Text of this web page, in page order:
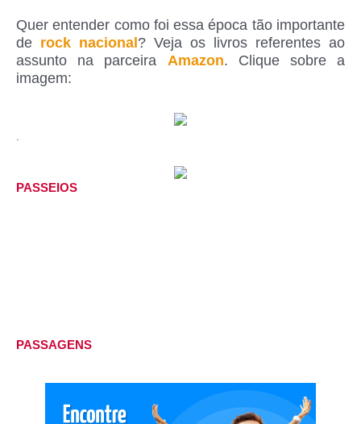
Quer entender como foi essa época tão importante
de rock nacional? Veja os livros referentes ao
assunto na parceira Amazon. Clique sobre a
imagem:
PASSEIOS
PASSAGENS